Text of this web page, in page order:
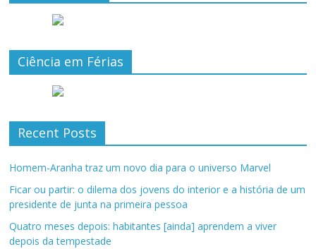
Ciência em Férias
Recent Posts
Homem-Aranha traz um novo dia para o universo Marvel
Ficar ou partir: o dilema dos jovens do interior e a história de um
presidente de junta na primeira pessoa
Quatro meses depois: habitantes [ainda] aprendem a viver
depois da tempestade